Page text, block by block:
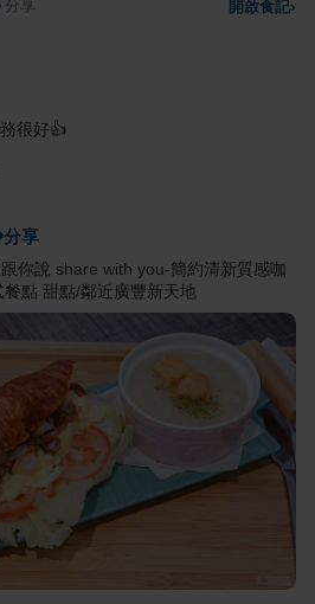
分享 開啟食記›
很好👍
享
你說 share with you-簡約清新質感咖
餐點 甜點/鄰近廣豐新天地